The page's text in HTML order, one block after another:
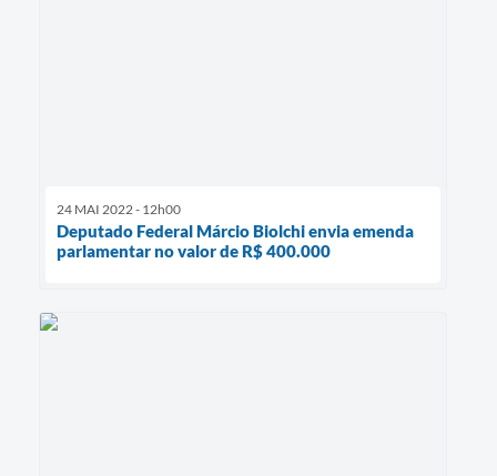
24 MAI 2022 - 12h00
Deputado Federal Márcio Biolchi envia emenda
parlamentar no valor de R$ 400.000